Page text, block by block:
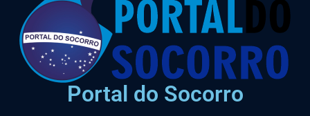
Portal do Socorro